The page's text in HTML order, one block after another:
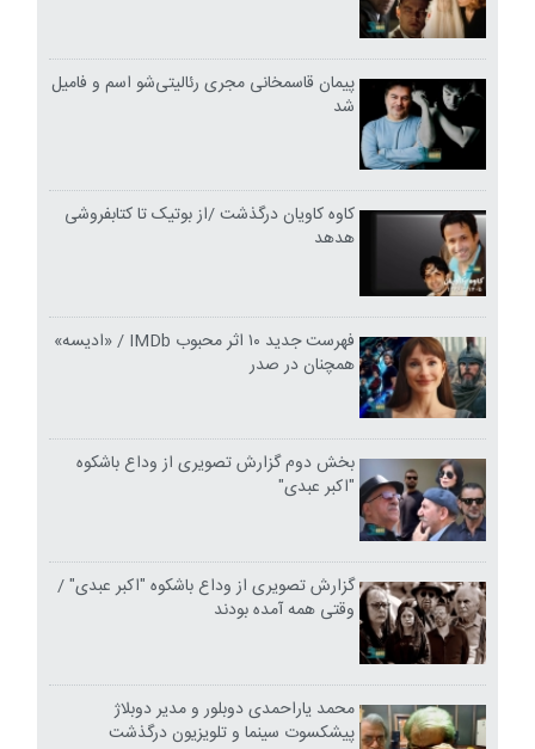
پیمان قاسمخانی مجری رئالیتی‌شو اسم و فامیل
شد
کاوه کاویان درگذشت /از بوتیک تا کتابفروشی
هدهد
فهرست جدید ۱۰ اثر محبوب IMDb / «ادیسه»
همچنان در صدر
بخش دوم گزارش تصویری از وداع باشکوه
"اکبر عبدی"
گزارش تصویری از وداع باشکوه "اکبر عبدی" /
وقتی همه آمده بودند
محمد یاراحمدی دوبلور و مدیر دوبلاژ
پیشکسوت سینما و تلویزیون درگذشت